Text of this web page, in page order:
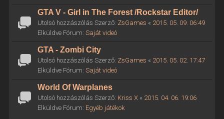
GTA V - Girl in The Forest /Rockstar Editor/
Utolsó hozzászólás Szerző: ZsGames « 2015. 05. 09. 06:49
Elküldve Fórum: Saját videó
GTA - Zombi City
Utolsó hozzászólás Szerző: ZsGames « 2015. 05. 02. 17:47
Elküldve Fórum: Saját videó
World Of Warplanes
Utolsó hozzászólás Szerző: Kriss X« 2015. 04. 06. 19:06
Elküldve Fórum: Egyéb játékok